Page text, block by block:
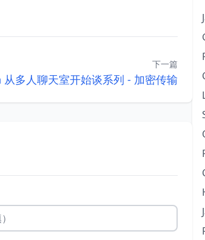
下一篇
多人聊天室开始谈系列 - 加密传输